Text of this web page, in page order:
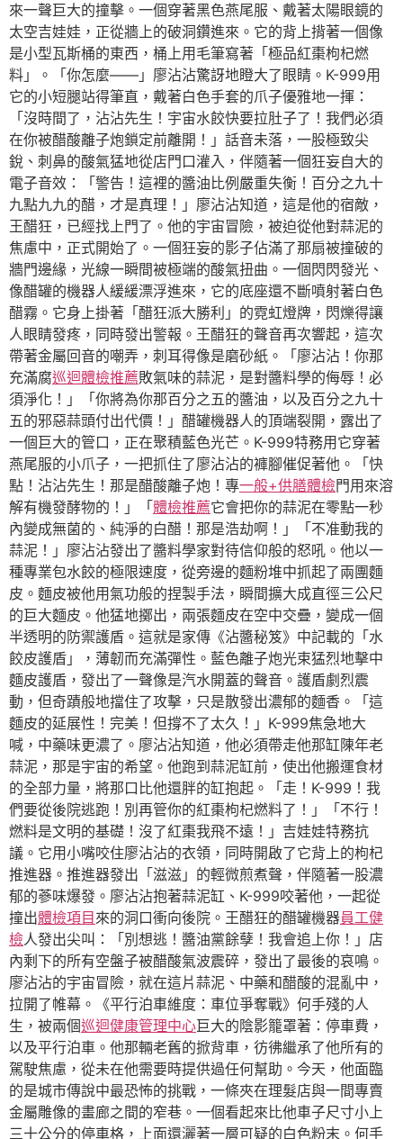
來一聲巨大的撞擊。一個穿著黑色燕尾服、戴著太陽眼鏡的
太空吉娃娃，正從牆上的破洞鑽進來。它的背上揹著一個像
是小型瓦斯桶的東西，桶上用毛筆寫著「極品紅棗枸杞燃
料」。「你怎麼——」廖沾沾驚訝地瞪大了眼睛。K-999用
它的小短腿站得筆直，戴著白色手套的爪子優雅地一揮：
「沒時間了，沾沾先生！宇宙水餃快要拉肚子了！我們必須
在你被醋酸離子炮鎖定前離開！」話音未落，一股極致尖
銳、刺鼻的酸氣猛地從店門口灌入，伴隨著一個狂妄自大的
電子音效：「警告！這裡的醬油比例嚴重失衡！百分之九十
九點九九的醋，才是真理！」廖沾沾知道，這是他的宿敵，
王醋狂，已經找上門了。他的宇宙冒險，被迫從他對蒜泥的
焦慮中，正式開始了。一個狂妄的影子佔滿了那扇被撞破的
牆門邊緣，光線一瞬間被極端的酸氣扭曲。一個閃閃發光、
像醋罐的機器人緩緩漂浮進來，它的底座還不斷噴射著白色
醋霧。它身上掛著「醋狂派大勝利」的霓虹燈牌，閃爍得讓
人眼睛發疼，同時發出警報。王醋狂的聲音再次響起，這次
帶著金屬回音的嘲弄，刺耳得像是磨砂紙。「廖沾沾！你那
充滿腐巡迴體檢推薦敗氣味的蒜泥，是對醬料學的侮辱！必
須淨化！」「你將為你那百分之五的醬油，以及百分之九十
五的邪惡蒜頭付出代價！」醋罐機器人的頂端裂開，露出了
一個巨大的管口，正在聚積藍色光芒。K-999特務用它穿著
燕尾服的小爪子，一把抓住了廖沾沾的褲腳催促著他。「快
點！沾沾先生！那是醋酸離子炮！專一般+供膳體檢門用來溶
解有機發酵物的！」「 體檢推薦它會把你的蒜泥在零點一秒
內變成無菌的、純淨的白醋！那是浩劫啊！」「不准動我的
蒜泥！」廖沾沾發出了醬料學家對待信仰般的怒吼。他以一
種專業包水餃的極限速度，從旁邊的麵粉堆中抓起了兩團麵
皮。麵皮被他用氣功般的捏製手法，瞬間擴大成直徑三公尺
的巨大麵皮。他猛地擲出，兩張麵皮在空中交疊，變成一個
半透明的防禦護盾。這就是家傳《沾醬秘笈》中記載的「水
餃皮護盾」，薄韌而充滿彈性。藍色離子炮光束猛烈地擊中
麵皮護盾，發出了一聲像是汽水開蓋的聲音。護盾劇烈震
動，但奇蹟般地擋住了攻擊，只是散發出濃郁的麵香。「這
麵皮的延展性！完美！但撐不了太久！」K-999焦急地大
喊，中藥味更濃了。廖沾沾知道，他必須帶走他那缸陳年老
蒜泥，那是宇宙的希望。他跑到蒜泥缸前，使出他搬運食材
的全部力量，將那口比他還胖的缸抱起。「走！K-999！我
們要從後院逃跑！別再管你的紅棗枸杞燃料了！」「不行！
燃料是文明的基礎！沒了紅棗我飛不遠！」吉娃娃特務抗
議。它用小嘴咬住廖沾沾的衣領，同時開啟了它背上的枸杞
推進器。推進器發出「滋滋」的輕微煎煮聲，伴隨著一股濃
郁的蔘味爆發。廖沾沾抱著蒜泥缸、K-999咬著他，一起從
撞出體檢項目 來的洞口衝向後院。王醋狂的醋罐機器員工健
檢人發出尖叫：「別想逃！醬油黨餘孽！我會追上你！」店
內剩下的所有空盤子被醋酸氣波震碎，發出了最後的哀鳴。
廖沾沾的宇宙冒險，就在這片蒜泥、中藥和醋酸的混亂中，
拉開了帷幕。《平行泊車維度：車位爭奪戰》何手殘的人
生，被兩個巡迴健康管理中心巨大的陰影籠罩著：停車費，
以及平行泊車。他那輛老舊的掀背車，彷彿繼承了他所有的
駕駛焦慮，從未在他需要時提供過任何幫助。今天，他面臨
的是城市傳說中最恐怖的挑戰，一條夾在理髮店與一間專賣
金屬雕像的畫廊之間的窄巷。一個看起來比他車子尺寸小上
三十公分的停車格，上面還灑著一層可疑的白色粉末。何手